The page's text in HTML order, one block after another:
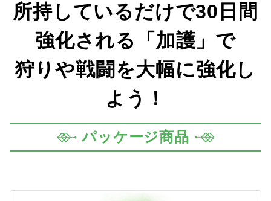
所持しているだけで30日間
強化される「加護」で
狩りや戦闘を大幅に強化し
よう！
パッケージ商品